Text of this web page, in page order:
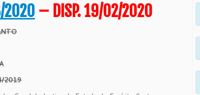
2020 – DISP. 19/02/2020
/2019